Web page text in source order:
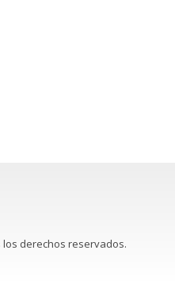
los derechos reservados.